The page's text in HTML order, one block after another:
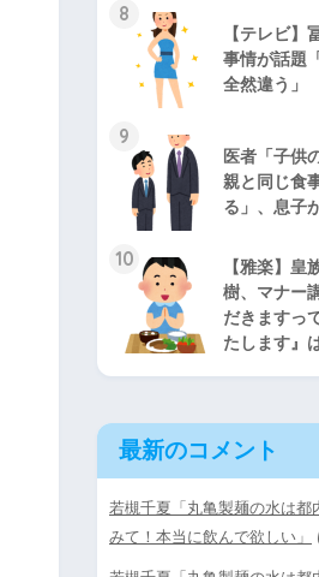
8
【テレビ】
事情が話題
全然違う」
9
医者「子供
親と同じ食
る」、息子
10
【雅楽】皇
樹、マナー
だきますっ
たします』
最新のコメント
若槻千夏「丸亀製麺の水は都
みて！本当に飲んで欲しい」